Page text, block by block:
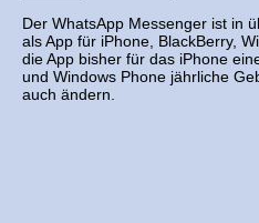
Der WhatsApp Messenger ist in
als App für iPhone, BlackBerry,
die App bisher für das iPhone
und Windows Phone jährliche
auch ändern.